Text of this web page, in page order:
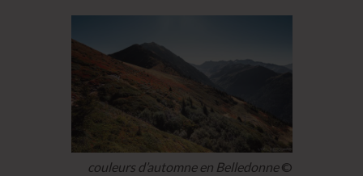
couleurs d’automne en Belledonne©